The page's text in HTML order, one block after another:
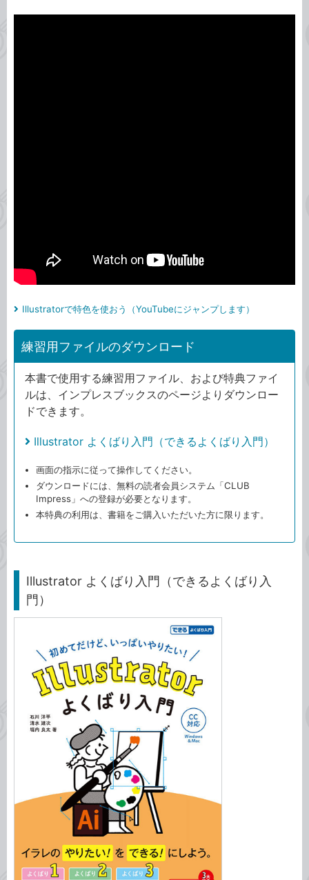
Illustratorで特色を使おう（YouTubeにジャンプします）
練習用ファイルのダウンロード
本書で使用する練習用ファイル、および特典ファイ
ルは、インプレスブックスのページよりダウンロー
ドできます。
Illustrator よくばり入門（できるよくばり入門）
画面の指示に従って操作してください。
ダウンロードには、無料の読者会員システム「CLUB
Impress」への登録が必要となります。
本特典の利用は、書籍をご購入いただいた方に限ります。
Illustrator よくばり入門（できるよくばり入
門）